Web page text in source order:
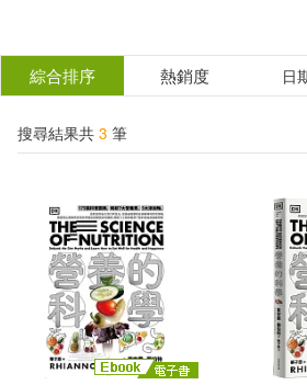
結
分類 (單選)
所有商品(3) 圖書(2)
電子書(1)
作者 (可複選)
綜合排序 熱銷度 日
搜尋結果共 3 筆